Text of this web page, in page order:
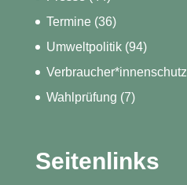
Termine(36)
Umweltpolitik(94)
Verbraucher*innenschutz
Wahlprüfung (7)
Seitenlinks